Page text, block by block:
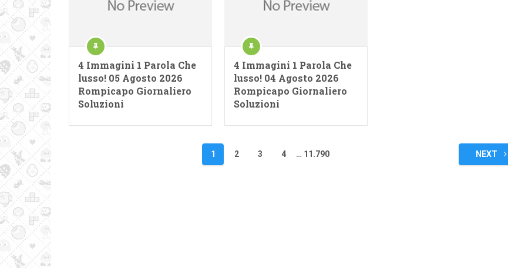
4 Immagini 1 Parola Che
lusso! 05 Agosto 2026
Rompicapo Giornaliero
Soluzioni
4 Immagini 1 Parola Che
lusso! 04 Agosto 2026
Rompicapo Giornaliero
Soluzioni
1 2 3 4 … 11.790 NEXT